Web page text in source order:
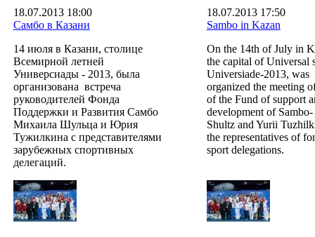
18.07.2013 18:00
Самбо в Казани
14 июля в Казани, столице
Всемирной летней
Универсиады - 2013, была
организована встреча
руководителей Фонда
Поддержки и Развития Самбо
Михаила Шульца и Юрия
Тужилкина с представителями
зарубежных спортивных
делегаций.
18.07.2013 17:50
Sambo in Kazan
On the 14th of July in
the capital of Universal
Universiade-2013, was
organized the meeting
of the Fund of support
development of
Shultz and Yurii
the representatives of
sport delegations.